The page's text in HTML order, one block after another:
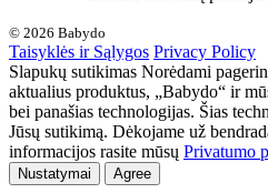
© 2026 Babydo
Taisyklės ir Sąlygos Privacy Policy
Slapukų sutikimas Norėdami
aktualius produktus, „Babydo“ ir
bei panašias technologijas. Šias
Jūsų sutikimą. Dėkojame už
informacijos rasite mūsų Privatumo
Nustatymai Agree